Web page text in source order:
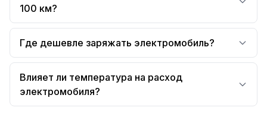
100 км?
Где дешевле заряжать электромобиль?
Влияет ли температура на расход
электромобиля?